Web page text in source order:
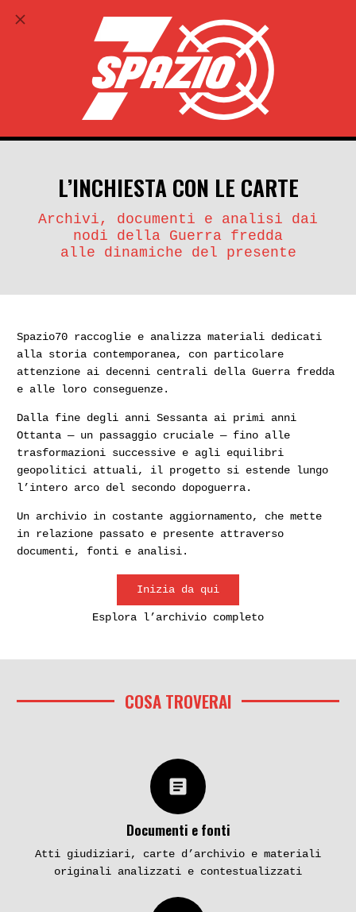
ABBONATI
search account_circle
L’INCHIESTA CON LE CARTE
Archivi, documenti e analisi dai
nodi della Guerra fredda
alle dinamiche del presente
Spazio70 raccoglie e analizza materiali dedicati
alla storia contemporanea, con particolare
attenzione ai decenni centrali della Guerra fredda
e alle loro conseguenze.
Dalla fine degli anni Sessanta ai primi anni
Ottanta — un passaggio cruciale — fino alle
trasformazioni successive e agli equilibri
geopolitici attuali, il progetto si estende lungo
l’intero arco del secondo dopoguerra.
Un archivio in costante aggiornamento, che mette
in relazione passato e presente attraverso
documenti, fonti e analisi.
Inizia da qui
Esplora l’archivio completo
COSA TROVERAI
article
Documenti e fonti
Atti giudiziari, carte d’archivio e materiali
originali analizzati e contestualizzati